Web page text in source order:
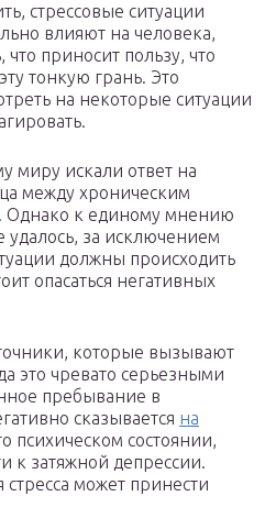
стрессовые ситуации
влияют на человека,
приносит пользу, что
тонкую грань. Это
на некоторые ситуации
миру искали ответ на
между хроническим
Однако к единому мнению
за исключением
должны происходить
опасаться негативных
которые вызывают
это чревато серьезными
пребывание в
сказывается на
психическом состоянии,
к затяжной депрессии.
может принести